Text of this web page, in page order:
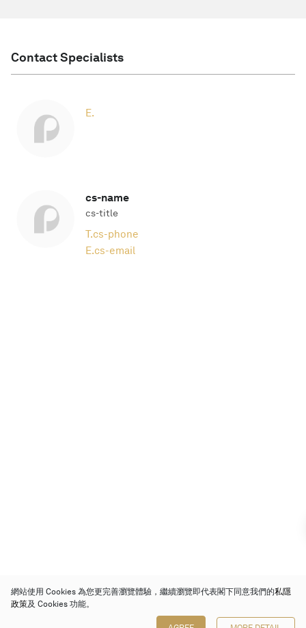
Contact Specialists
E.
cs-name
cs-title
T.cs-phone
E.cs-email
網站使用 Cookies 為您更完善瀏覽體驗，繼續瀏覽即代表閣下同意我們的私隱
政策及 Cookies 功能。